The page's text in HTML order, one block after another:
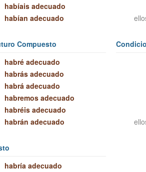
habíais adecuado
habían adecuado
Compuesto
habré adecuado
habrás adecuado
habrá adecuado
habremos adecuado
habréis adecuado
habrán adecuado
habría adecuado